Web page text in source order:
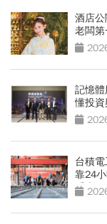
酒店
老闆
點」
記憶
懂投資
台積
靠24
系上線